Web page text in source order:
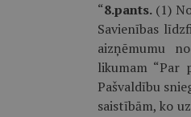
“8.pants.(1)
Savienības
aizņēmumu
likumam “Par
Pašvaldību
saistībām, ko